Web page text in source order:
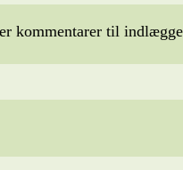
kommentarer til